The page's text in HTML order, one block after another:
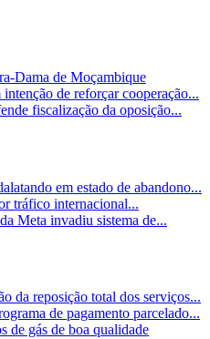
Dama de Moçambique
de reforçar cooperação...
fiscalização da oposição...
em estado de abandono...
tráfico internacional...
Meta invadiu sistema de...
da reposição total dos serviços...
de pagamento parcelado...
de gás de boa qualidade